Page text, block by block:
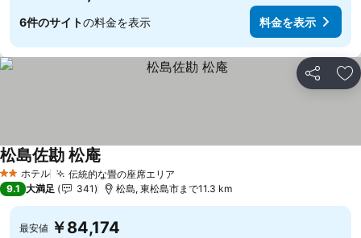
6件のサイトの料金を表示 料金を表示
シェア お
2 ホテルのランク
ホテル 伝統的な畳の座席エリア
松島佐勘 松庵
9.1 大満足 341 松島, 東松島市まで11.3 km
最安値 ￥84,174